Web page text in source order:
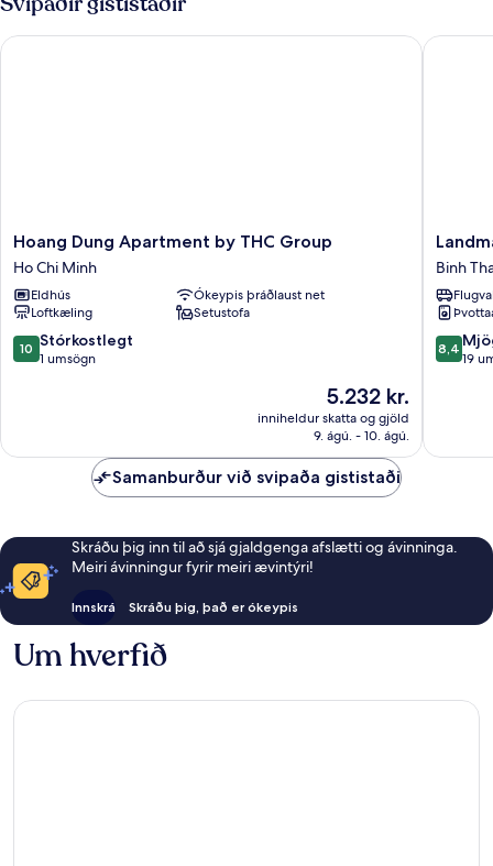
Hoang
Dung
Apartment
by
THC
Group
Ho
Hoang Dung Apartment by THC Group
Ho Chi Minh
Eldhús
Ókeypis þráðlaust net
Loftkæling
Setustofa
10.0
af
10 Stórkostlegt
1 umsögn
Verðið
er
5.232 kr.
5.232 kr.
inniheldur skatta og gjöld
9. ágú. - 10. ágú.
Hoang Dung Apartment by THC Group
81
Luxury
ANGIA
Binh
Thanh
Binh
8.4
af
8,4
19
Samanburður við svipaða gististaði
Skráðu þig inn til að sjá gjaldgenga afslætti og ávinninga.
Meiri ávinningur fyrir meiri ævintýri!
Innskrá Skráðu þig, það er ókeypis
Um hverfið